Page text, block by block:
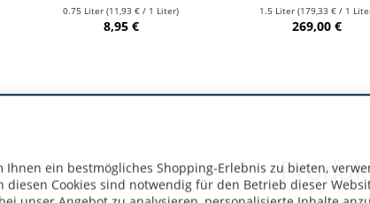
0.75 Liter(11,93 € / 1 Liter)
8,95 €
1.5 Liter (179,33 € / 1
269,00 €
Ihnen ein bestmögliches Shopping-Erlebnis zu bieten,
diesen Cookies sind notwendig für den Betrieb dieser